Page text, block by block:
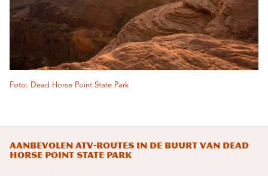
Foto: Dead Horse Point State Park
Aanbevolen ATV-routes in de buurt van Dead
Horse Point State Park